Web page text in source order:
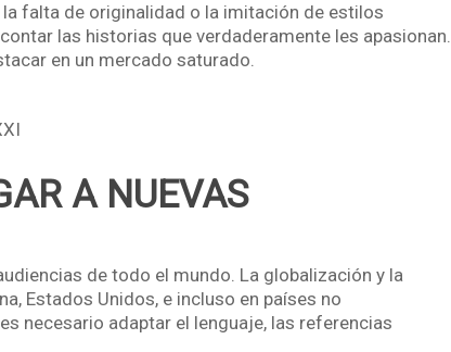
falta de originalidad o la imitación de estilos
las historias que verdaderamente les apasionan.
en un mercado saturado.
A NUEVAS
de todo el mundo. La globalización y la
Estados Unidos, e incluso en países no
necesario adaptar el lenguaje, las referencias